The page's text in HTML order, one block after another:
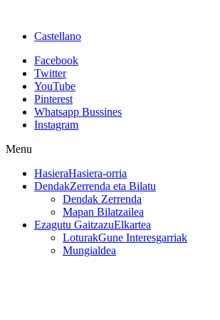
Castellano
Facebook
Twitter
YouTube
Pinterest
Whatsapp Bussines
Instagram
Menu
HasieraHasiera-orria
DendakZerrenda eta Bilatu
Dendak Zerrenda
Mapan Bilatzailea
Ezagutu GaitzazuElkartea
LoturakGune Interesgarriak
Mungialdea